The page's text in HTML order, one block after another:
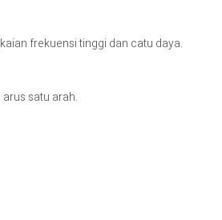
frekuensi tinggi dan catu daya.
satu arah.